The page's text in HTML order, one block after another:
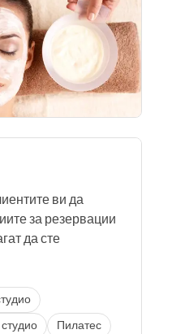
ви да
за резервации
да сте
Пилатес